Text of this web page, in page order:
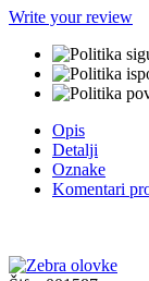
Write your review
Opis
Detalji
Oznake
Komentari